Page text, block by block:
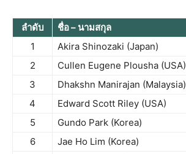
ลำดับ
ชื่อ – นามสกุล
1
Akira Shinozaki (Japan)
2
Cullen Eugene Plousha (USA)
3
Dhakshn Manirajan (Malaysia)
4
Edward Scott Riley (USA)
5
Gundo Park (Korea)
6
Jae Ho Lim (Korea)